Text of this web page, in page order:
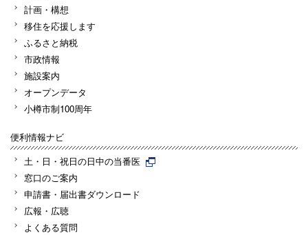
計画・構想
移住を応援します
ふるさと納税
市政情報
施設案内
オープンデータ
小樽市制100周年
便利情報ナビ
土・日・祝日の日中の当番医
窓口のご案内
申請書・届出書ダウンロード
広報・広聴
よくある質問